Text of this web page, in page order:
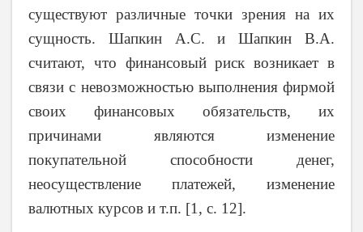
существуют различные точки зрения на их
сущность. Шапкин А.С. и Шапкин В.А.
считают, что финансовый риск возникает в
связи с невозможностью выполнения фирмой
своих финансовых обязательств, их
причинами являются изменение
покупательной способности денег,
неосуществление платежей, изменение
валютных курсов и т.п. [1, c. 12].